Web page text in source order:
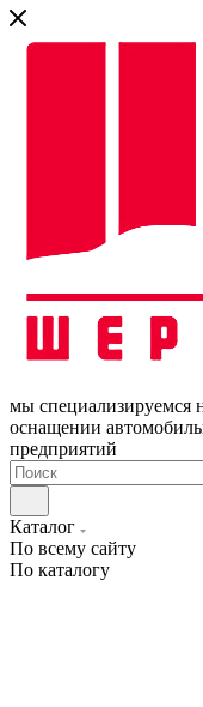
мы специализируемся
оснащении
предприятий
Каталог
По всему сайту
По каталогу